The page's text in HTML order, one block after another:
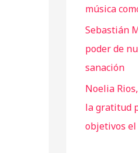
música
Sebastián
poder de
sanación
Noelia
la gratitud
objetivos el